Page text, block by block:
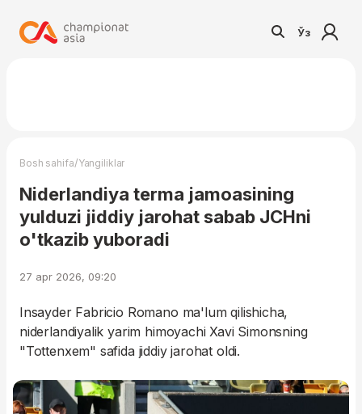
Ўз
Bosh sahifa/Yangiliklar
Niderlandiya terma jamoasining
yulduzi jiddiy jarohat sabab JCHni
o'tkazib yuboradi
27 apr 2026, 09:20
Insayder Fabricio Romano ma'lum qilishicha,
niderlandiyalik yarim himoyachi Xavi Simonsning
"Tottenxem" safida jiddiy jarohat oldi.